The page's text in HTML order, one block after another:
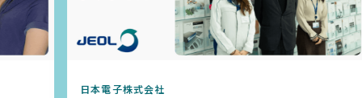
日本電子株式会社